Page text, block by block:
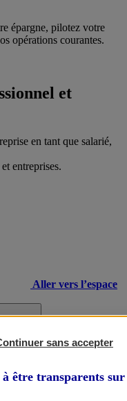
épargne, pilotez votre
opérations courantes.
et
en tant que salarié,
entreprises.
Aller vers l’espace
sans accepter
être transparents